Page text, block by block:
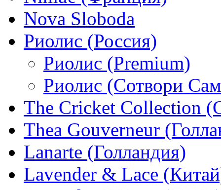
Nova Sloboda
Риолис (Россия)
Риолис (Premium)
Риолис (Сотвори
The Cricket Collection
Thea Gouverneur
Lanarte (Голландия)
Lavender & Lace